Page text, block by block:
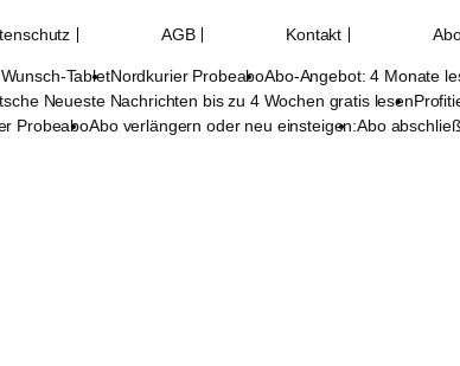
AGB Kontakt
TabletNordkurier ProbeaboAbo-Angebot: 4 Monate
Neueste Nachrichten bis zu 4 Wochen gratis lesen
ProbeaboAbo verlängern oder neu einsteigen:Abo